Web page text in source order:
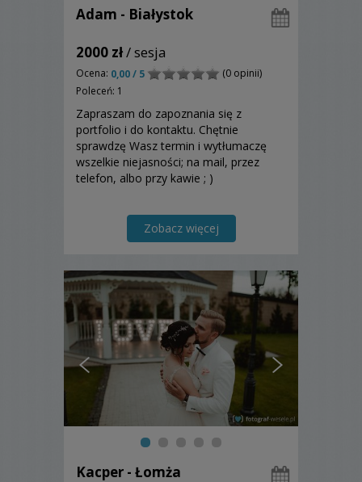
Adam - Białystok
2000 zł/ sesja
Ocena: 0,00 / 5
(0 opinii)
Poleceń: 1
Zapraszam do zapoznania się z
portfolio i do kontaktu. Chętnie
sprawdzę Wasz termin i wytłumaczę
wszelkie niejasności; na mail, przez
telefon, albo przy kawie ; )
Zobacz więcej
Kacper - Łomża